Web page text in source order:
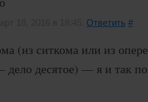
Ответить #
(из ситкома или из
дело десятое) — я и так